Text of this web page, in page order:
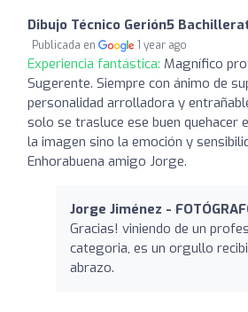
Dibujo Técnico Gerión5
Publicada en 1 year ago
Experiencia fantástica: Magnífico
Sugerente. Siempre con ánimo de
personalidad arrolladora y
solo se trasluce ese buen quehacer
la imagen sino la emoción y
Enhorabuena amigo Jorge.
Jorge Jiménez -
Gracias! viniendo de un
categoria, es un orgullo
abrazo.